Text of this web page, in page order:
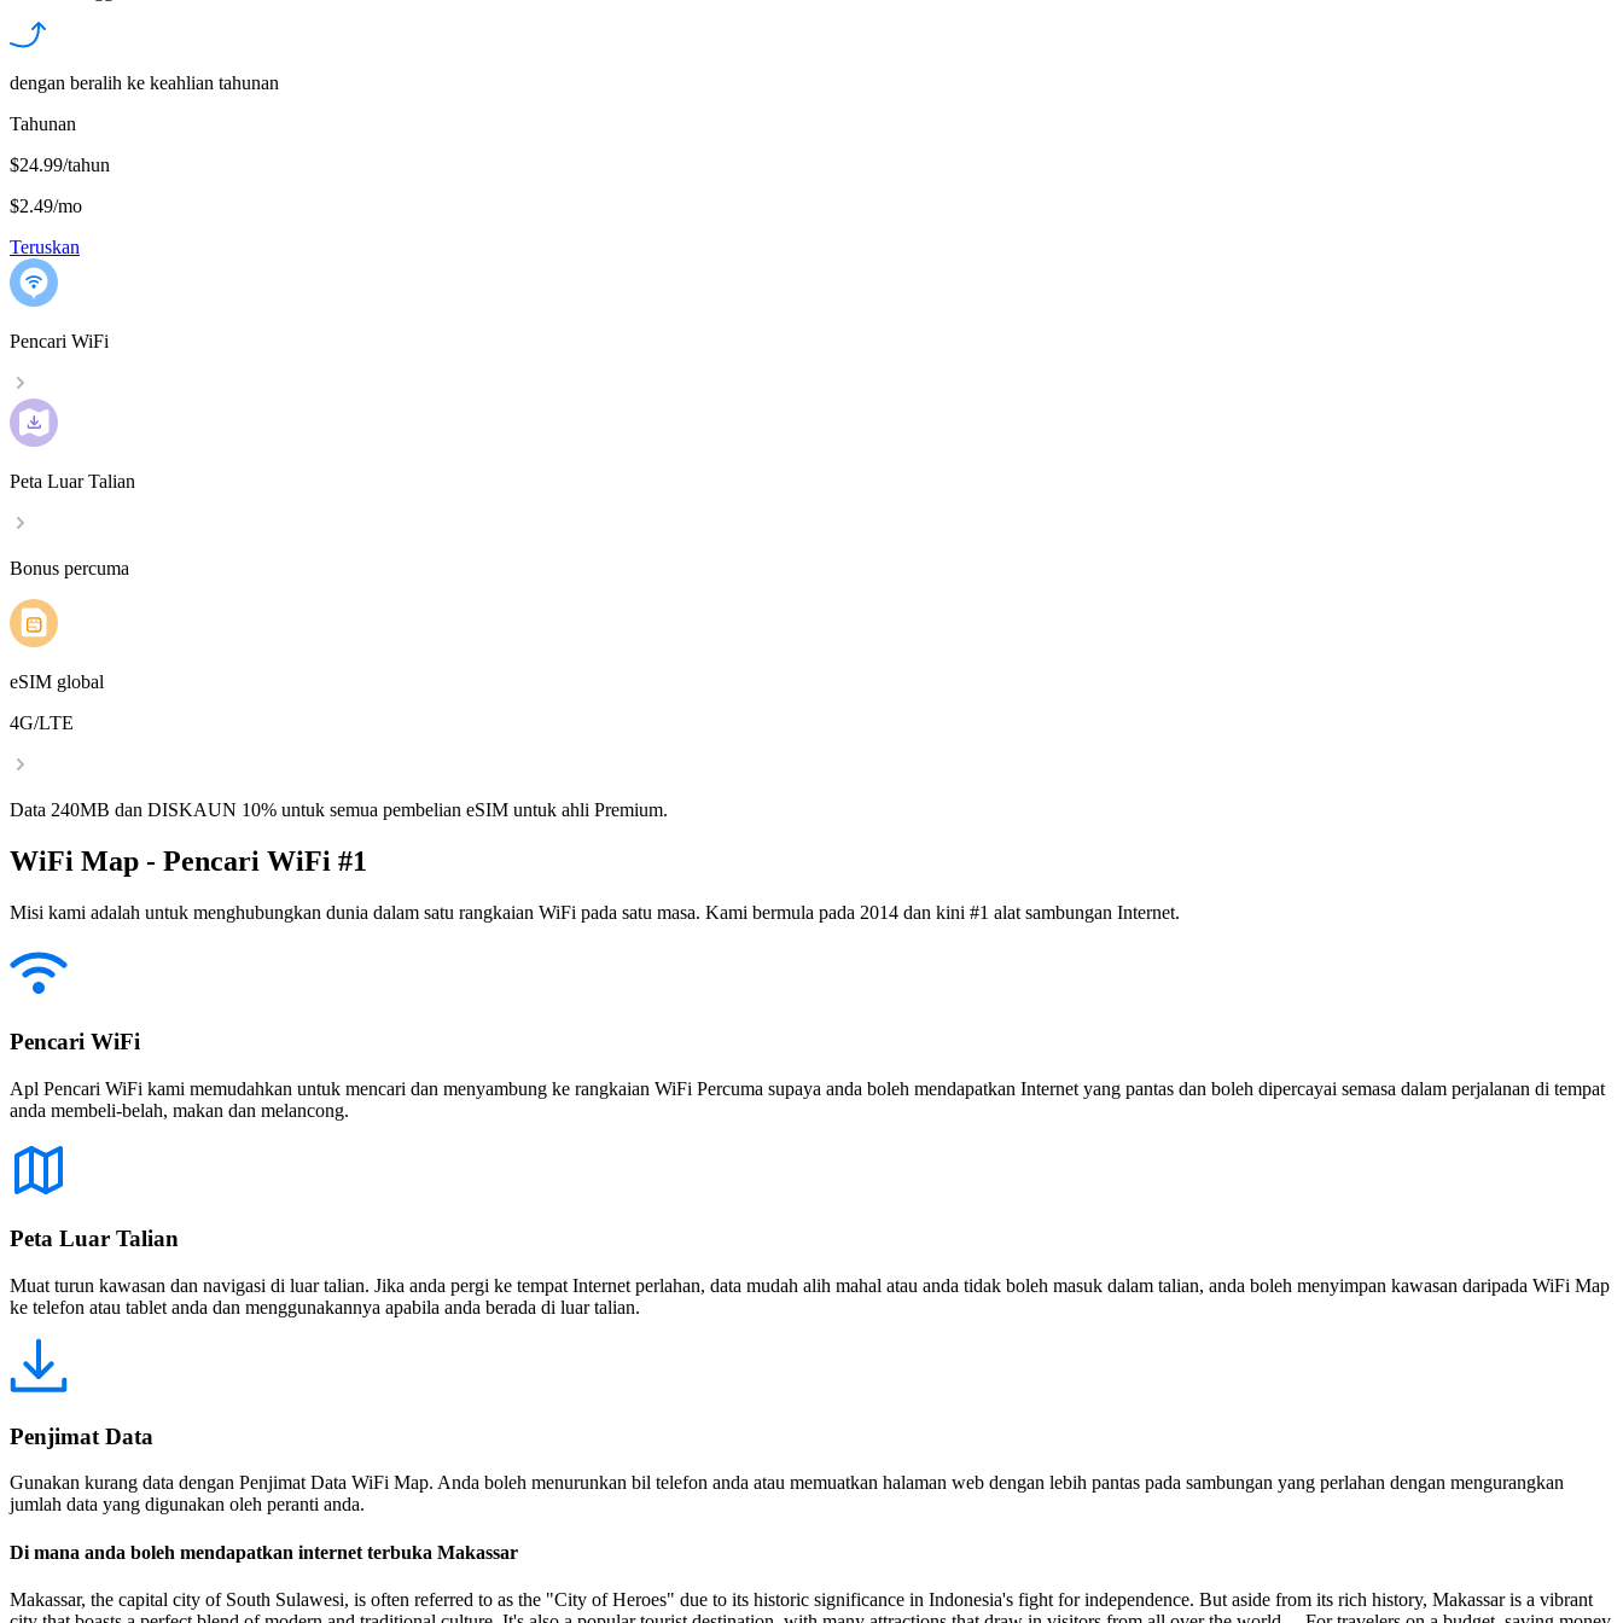
dengan beralih ke keahlian tahunan
Tahunan
$24.99/tahun
$2.49/mo
Teruskan
Pencari WiFi
Peta Luar Talian
Bonus percuma
eSIM global
4G/LTE
Data 240MB dan DISKAUN 10% untuk semua pembelian eSIM untuk ahli Premium.
WiFi Map - Pencari WiFi #1
Misi kami adalah untuk menghubungkan dunia dalam satu rangkaian WiFi pada satu masa. Kami bermula pada 2014 dan kini #1 alat sambungan Internet.
Pencari WiFi
Apl Pencari WiFi kami memudahkan untuk mencari dan menyambung ke rangkaian WiFi Percuma supaya anda boleh mendapatkan Internet yang pantas dan boleh dipercayai semasa dalam perjalanan di tempat
anda membeli-belah, makan dan melancong.
Peta Luar Talian
Muat turun kawasan dan navigasi di luar talian. Jika anda pergi ke tempat Internet perlahan, data mudah alih mahal atau anda tidak boleh masuk dalam talian, anda boleh menyimpan kawasan daripada WiFi Map
ke telefon atau tablet anda dan menggunakannya apabila anda berada di luar talian.
Penjimat Data
Gunakan kurang data dengan Penjimat Data WiFi Map. Anda boleh menurunkan bil telefon anda atau memuatkan halaman web dengan lebih pantas pada sambungan yang perlahan dengan mengurangkan
jumlah data yang digunakan oleh peranti anda.
Di mana anda boleh mendapatkan internet terbuka Makassar
Makassar, the capital city of South Sulawesi, is often referred to as the "City of Heroes" due to its historic significance in Indonesia's fight for independence. But aside from its rich history, Makassar is a vibrant